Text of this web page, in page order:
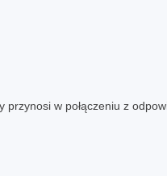
w połączeniu z